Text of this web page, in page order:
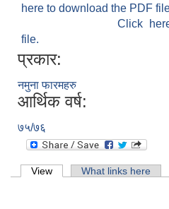
here to download the PDF
Click
file.
प्रकार:
नमुना फारमहरु
आर्थिक वर्ष:
७५/७६
Primary tabs
View (active tab)What links here